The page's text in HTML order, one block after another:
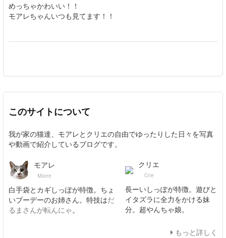
めっちゃかわいい！！
モアレちゃんいつも見てます！！
このサイトについて
我が家の猫達、モアレとクリエの自由でゆったりした日々を写真
や動画で紹介しているブログです。
モアレ
Moire
白手袋とカギしっぽが特徴。ちょ
いブーデーのお姉さん。特技はだ
るまさんが転んにゃ。
クリエ
Crie
長ーいしっぽが特徴。遊びと
イタズラに全力をかける妹
分。超やんちゃ娘。
もっと詳しく